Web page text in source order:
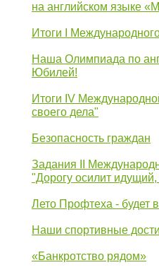
на английском языке
Итоги I
Наша Олимпиада по
Юбилей!
Итоги IV
своего дела"
Безопасность граждан
Задания II
"Дорогу осилит
Лето Профтеха - будет
Наши спортивные
«Банкротство рядом»